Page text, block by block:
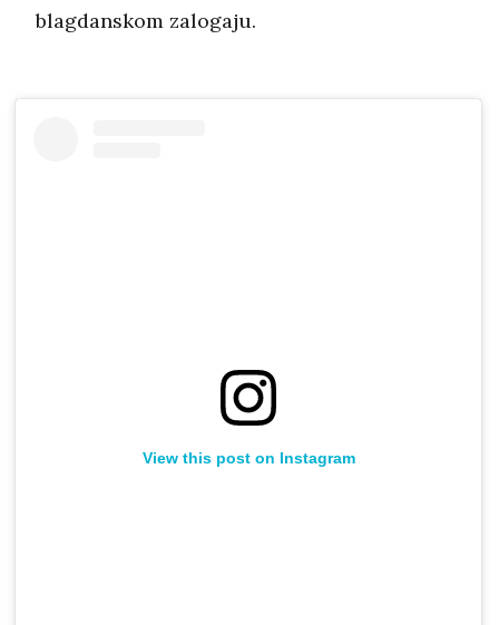
blagdanskom zalogaju.
View this post on Instagram